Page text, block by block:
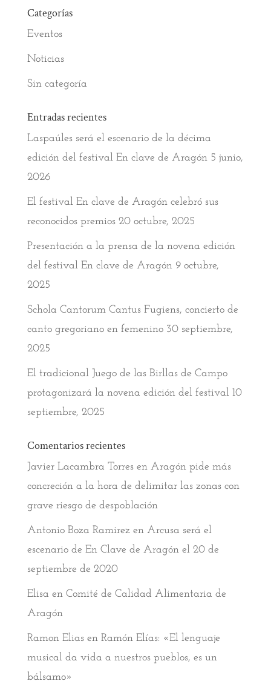
Categorías
Eventos
Noticias
Sin categoría
Entradas recientes
Laspaúles será el escenario de la décima
edición del festival En clave de Aragón 5 junio,
2026
El festival En clave de Aragón celebró sus
reconocidos premios 20 octubre, 2025
Presentación a la prensa de la novena edición
del festival En clave de Aragón 9 octubre,
2025
Schola Cantorum Cantus Fugiens, concierto de
canto gregoriano en femenino 30 septiembre,
2025
El tradicional Juego de las Birllas de Campo
protagonizará la novena edición del festival 10
septiembre, 2025
Comentarios recientes
Javier Lacambra Torresen Aragón pide más
concreción a la hora de delimitar las zonas con
grave riesgo de despoblación
Antonio Boza Ramirez en Arcusa será el
escenario de En Clave de Aragón el 20 de
septiembre de 2020
Elisa en Comité de Calidad Alimentaria de
Aragón
Ramon Eliasen Ramón Elías: «El lenguaje
musical da vida a nuestros pueblos, es un
bálsamo»